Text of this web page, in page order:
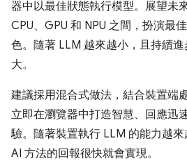
器中以最佳狀態執行模型。展望未
CPU、GPU 和 NPU 之間，扮演最
色。隨著 LLM 越來越小，且持續
大。
建議採用混合式做法，結合裝置端
立即在瀏覽器中打造智慧、回應迅
驗。隨著裝置執行 LLM 的能力越
AI 方法的回報很快就會實現。